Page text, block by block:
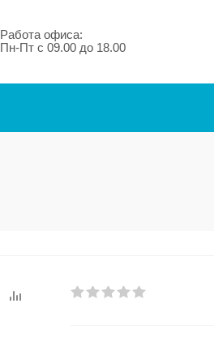
Работа офиса:
Пн-Пт с 09.00 до 18.00